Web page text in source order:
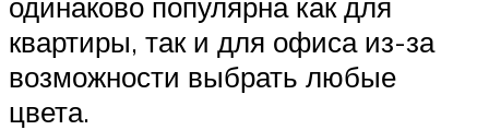
квартиры, так и для офиса из-за
возможности выбрать любые
цвета.